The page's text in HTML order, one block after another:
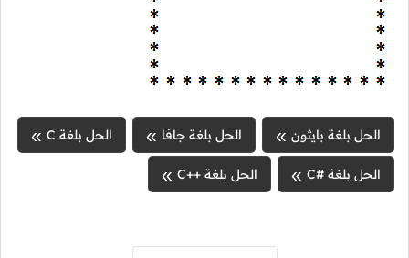
الحل بلغة بايثون الحل بلغة جافا الحل بلغة C
الحل بلغة #C الحل بلغة ++C